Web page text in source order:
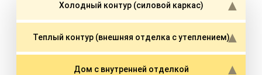
Холодный контур (силовой каркас)
Теплый контур (внешняя отделка с утеплением)
Дом с внутренней отделкой